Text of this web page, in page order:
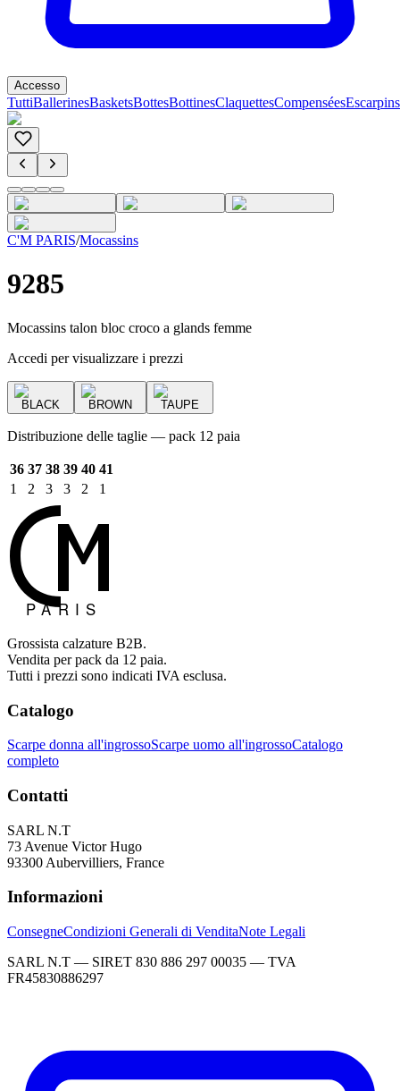
Accesso
TuttiBallerinesBasketsBottesBottinesClaquettesCompenséesEscarpins
C'M PARIS/Mocassins
9285
Mocassins talon bloc croco a glands femme
Accedi per visualizzare i prezzi
BLACK BROWN TAUPE
Distribuzione delle taglie — pack 12 paia
36 37 38 39 40 41
1
2 3 3 2 1
Grossista calzature B2B.
Vendita per pack da 12 paia.
Tutti i prezzi sono indicati IVA esclusa.
Catalogo
Scarpe donna all'ingrossoScarpe uomo all'ingrossoCatalogo
completo
Contatti
SARL N.T
73 Avenue Victor Hugo
93300 Aubervilliers, France
Informazioni
ConsegneCondizioni Generali di VenditaNote Legali
SARL N.T — SIRET 830 886 297 00035 — TVA
FR45830886297